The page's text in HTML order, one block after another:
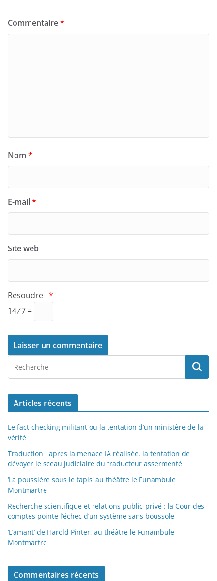
Commentaire*
Nom *
E-mail*
Site web
Résoudre : *
14 ⁄ 7 =
Articles récents
Le fact-checking militant ou la tentation d’un ministère de la
vérité
Traduction : après la menace IA réalisée, la tentation de
dévoyer le sceau judiciaire du traducteur assermenté
‘La poussière sous le tapis’ au théâtre le Funambule
Montmartre
Recherche scientifique et relations public-privé : la Cour des
comptes pointe l’échec d’un système sans boussole
‘L’amant’ de Harold Pinter, au théâtre le Funambule
Montmartre
Commentaires récents